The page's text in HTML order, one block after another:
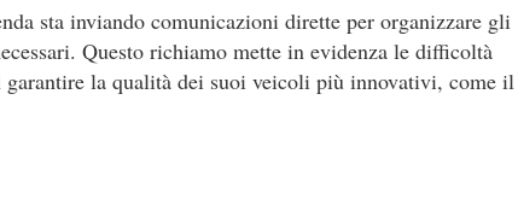
sta inviando comunicazioni dirette per organizzare gli
Questo richiamo mette in evidenza le difficoltà
garantire la qualità dei suoi veicoli più innovativi, come il